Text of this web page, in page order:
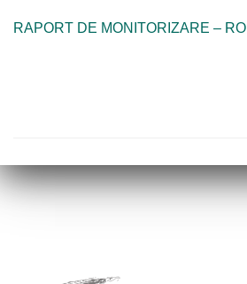
RAPORT DE MONITORIZARE – RO